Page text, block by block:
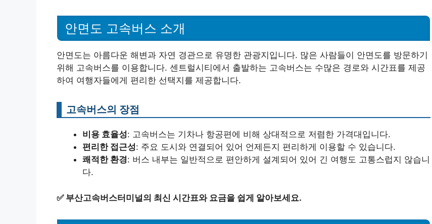
안면도 고속버스 소개
안면도는 아름다운 해변과 자연 경관으로 유명한 관광지입니다. 많은 사람들이 안면도를 방문하기
위해 고속버스를 이용합니다. 센트럴시티에서 출발하는 고속버스는 수많은 경로와 시간표를 제공
하여 여행자들에게 편리한 선택지를 제공합니다.
고속버스의 장점
비용 효율성: 고속버스는 기차나 항공편에 비해 상대적으로 저렴한 가격대입니다.
편리한 접근성: 주요 도시와 연결되어 있어 언제든지 편리하게 이용할 수 있습니다.
쾌적한 환경: 버스 내부는 일반적으로 편안하게 설계되어 있어 긴 여행도 고통스럽지 않습니
다.
✅ 부산고속버스터미널의 최신 시간표와 요금을 쉽게 알아보세요.